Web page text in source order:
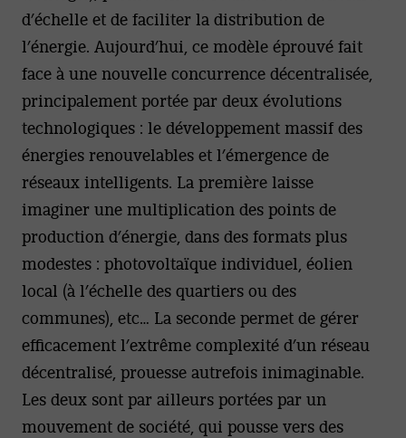
d’échelle et de faciliter la distribution de
l’énergie. Aujourd’hui, ce modèle éprouvé fait
face à une nouvelle concurrence décentralisée,
principalement portée par deux évolutions
technologiques : le développement massif des
énergies renouvelables et l’émergence de
réseaux intelligents. La première laisse
imaginer une multiplication des points de
production d’énergie, dans des formats plus
modestes : photovoltaïque individuel, éolien
local (à l’échelle des quartiers ou des
communes), etc… La seconde permet de gérer
efficacement l’extrême complexité d’un réseau
décentralisé, prouesse autrefois inimaginable.
Les deux sont par ailleurs portées par un
mouvement de société, qui pousse vers des